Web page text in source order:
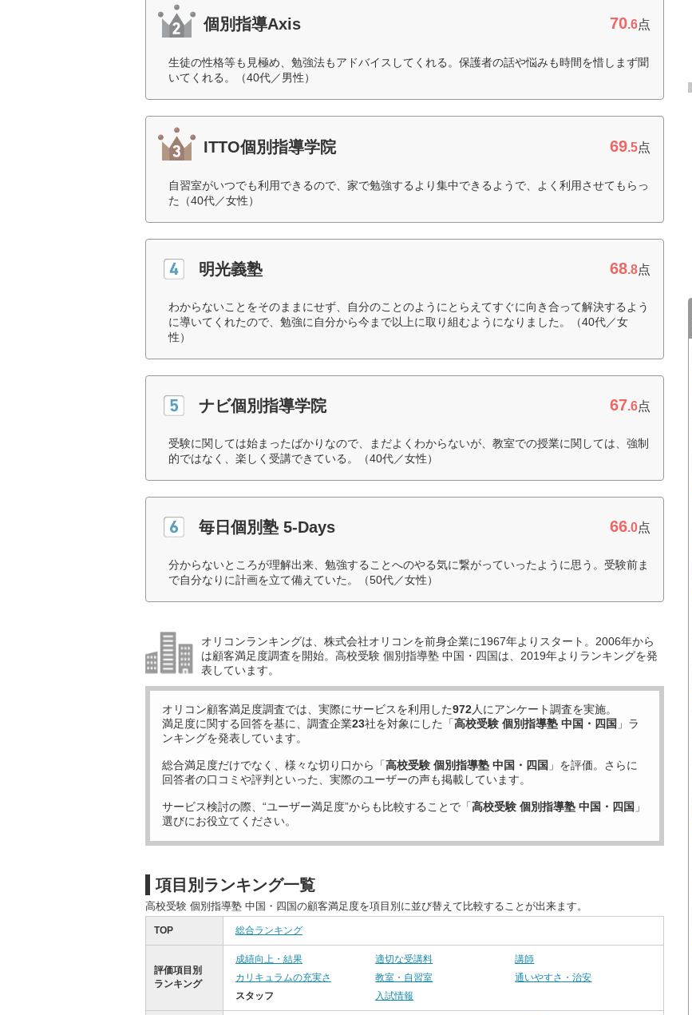
個別指導Axis 70.6点
生徒の性格等も見極め、勉強法もアドバイスしてくれる。保護者の話や悩みも時間を惜しまず聞
いてくれる。（40代／男性）
ITTO個別指導学院 69.5点
自習室がいつでも利用できるので、家で勉強するより集中できるようで、よく利用させてもらっ
た（40代／女性）
明光義塾 68.8点
わからないことをそのままにせず、自分のことのようにとらえてすぐに向き合って解決するよう
に導いてくれたので、勉強に自分から今まで以上に取り組むようになりました。（40代／女
性）
ナビ個別指導学院 67.6点
受験に関しては始まったばかりなので、まだよくわからないが、教室での授業に関しては、強制
的ではなく、楽しく受講できている。（40代／女性）
毎日個別塾 5-Days 66.0点
分からないところが理解出来、勉強することへのやる気に繋がっていったように思う。受験前ま
で自分なりに計画を立て備えていた。（50代／女性）
オリコンランキングは、株式会社オリコンを前身企業に1967年よりスタート。2006年から
は顧客満足度調査を開始。高校受験 個別指導塾 中国・四国は、2019年よりランキングを発
表しています。
オリコン顧客満足度調査では、実際にサービスを利用した972人にアンケート調査を実施。
満足度に関する回答を基に、調査企業23社を対象にした「高校受験 個別指導塾 中国・四国 」ラ
ンキングを発表しています。
総合満足度だけでなく、様々な切り口から「高校受験 個別指導塾 中国・四国 」を評価。さらに
回答者の口コミや評判といった、実際のユーザーの声も掲載しています。
サービス検討の際、“ユーザー満足度”からも比較することで「高校受験 個別指導塾 中国・四国 」
選びにお役立てください。
項目別ランキング一覧
高校受験 個別指導塾 中国・四国の顧客満足度を項目別に並び替えて比較することが出来ます。
TOP 総合ランキング
評価項目別
ランキング
成績向上・結果 適切な受講料
講師
カリキュラムの充実さ
教室・自習室
通いやすさ・治安
スタッフ
入試情報